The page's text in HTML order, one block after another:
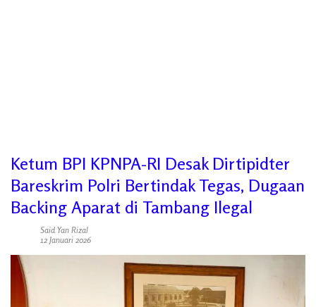
Ketum BPI KPNPA-RI Desak Dirtipidter
Bareskrim Polri Bertindak Tegas, Dugaan
Backing Aparat di Tambang Ilegal
Said Yan Rizal
12 Januari 2026